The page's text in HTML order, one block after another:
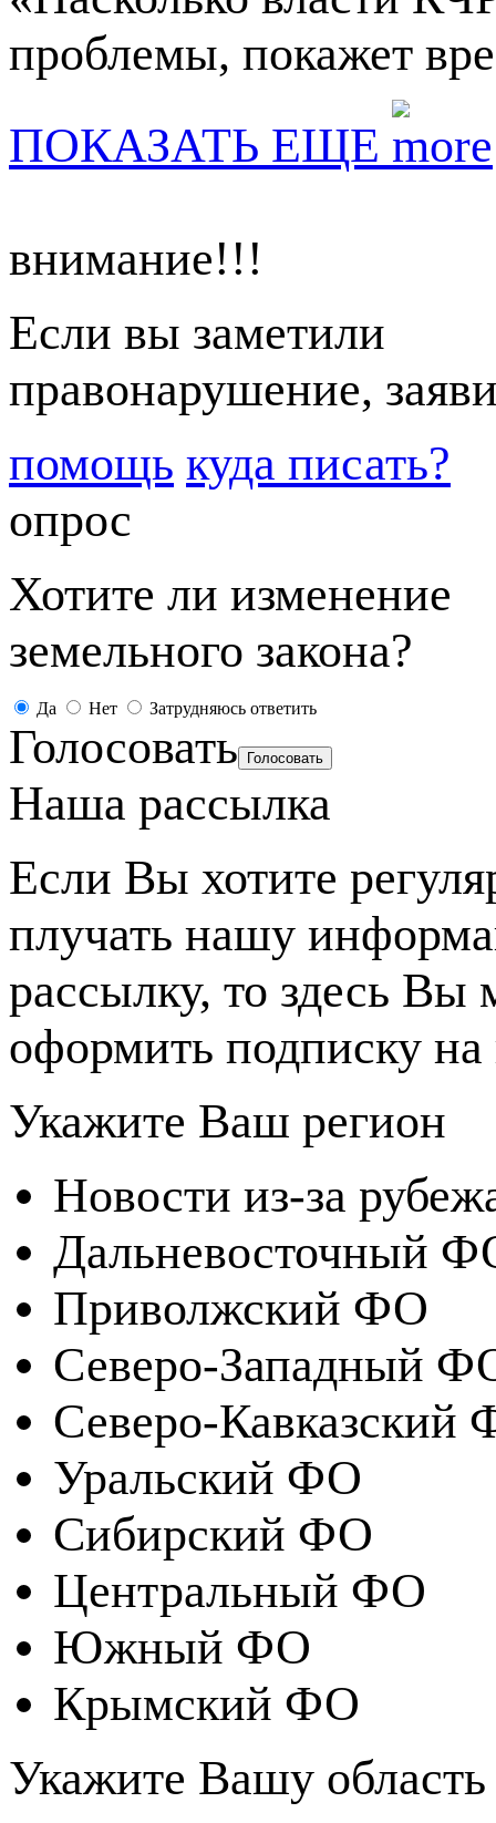
проблемы, покажет
ПОКАЗАТЬ ЕЩЕ
внимание!!!
Если вы заметили
правонарушение,
помощь куда писать?
опрос
Хотите ли изменение
земельного закона?
Да Нет Затрудняюсь ответить
Голосовать
Наша рассылка
Если Вы хотите
плучать нашу
рассылку, то здесь Вы
оформить подписку на
Укажите Ваш регион
Новости из-за
Дальневосточный
Приволжский ФО
Северо-Западный
Северо-Кавказский
Уральский ФО
Сибирский ФО
Центральный ФО
Южный ФО
Крымский ФО
Укажите Вашу область